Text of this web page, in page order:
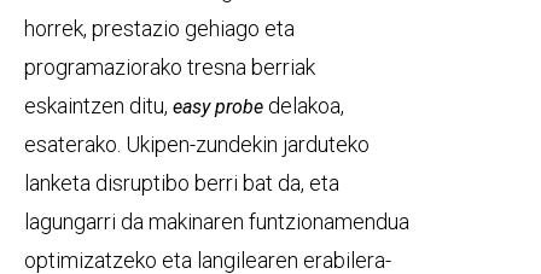
horrek, prestazio gehiago eta
programaziorako tresna berriak
eskaintzen ditu, easy probe delakoa,
esaterako. Ukipen-zundekin jarduteko
lanketa disruptibo berri bat da, eta
lagungarri da makinaren funtzionamendua
optimizatzeko eta langilearen erabilera-